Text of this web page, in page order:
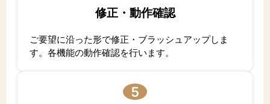
修正・動作確認
ご要望に沿った形で修正・ブラッシュアップしま
す。各機能の動作確認を行います。
5